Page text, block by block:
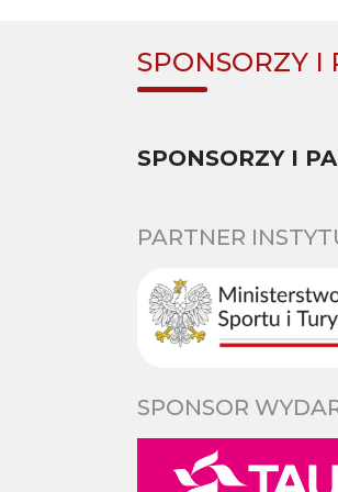
SPONSORZY I
SPONSORZY I
PARTNER
SPONSOR